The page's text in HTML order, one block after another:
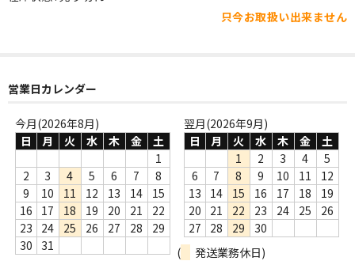
Webのみ no.1
Webのみ no.2
Webのみ no.3
Webのみ no.4
只今お取扱い出来ません
営業日カレンダー
今月(2026年8月)
日
月 火 水 木 金
土
1
2
3 4 5 6 7
8
9
10 11 12 13 14
15
16
17 18 19 20 21
22
23
24 25 26 27 28
29
30
31
翌月(2026年9月)
日
月 火 水 木 金
土
1
2 3 4
5
6
7 8 9 10 11
12
13
14 15 16 17 18
19
20
21 22 23 24 25
26
27
28 29
30
(
発送業務休日)